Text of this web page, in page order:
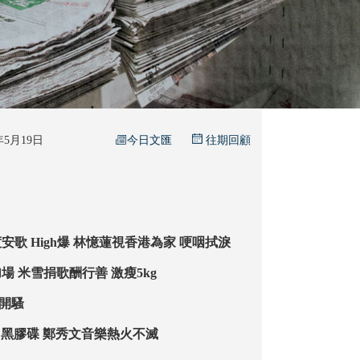
5月19日 今日文匯 往期回顧
啟德尾場騷兩度安歌 High爆 林憶蓮視香港為家 哽咽拭淚
群星齊撐個唱加場 米雪捐歌酬行善 激瘦5kg
騷
推「Sammi初」黑膠碟 鄭秀文音樂熱火不滅